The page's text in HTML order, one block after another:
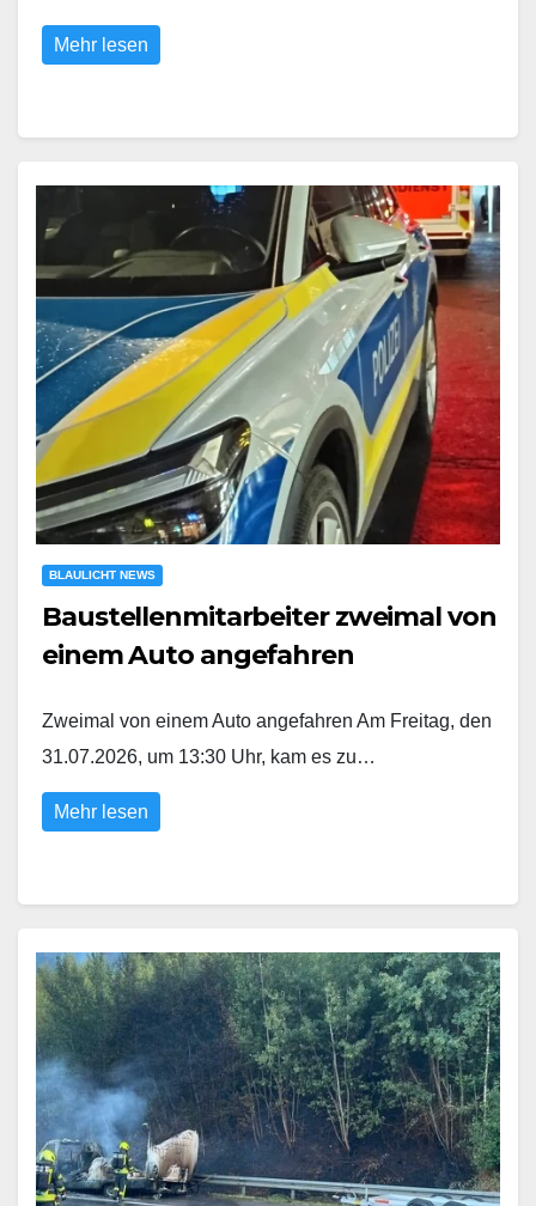
Mehr lesen
BLAULICHT NEWS
Baustellenmitarbeiter zweimal von
einem Auto angefahren
Zweimal von einem Auto angefahren Am Freitag, den
31.07.2026, um 13:30 Uhr, kam es zu…
Mehr lesen